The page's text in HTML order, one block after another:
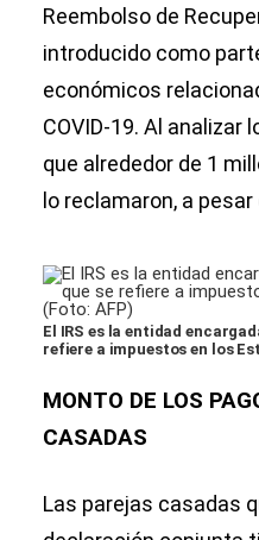
Reembolso de
introducido como
económicos
COVID-19. Al analizar
que alrededor de 1
lo reclamaron, a
El IRS es la entidad
refiere a impuestos en los
MONTO DE LOS
CASADAS
Las parejas casadas